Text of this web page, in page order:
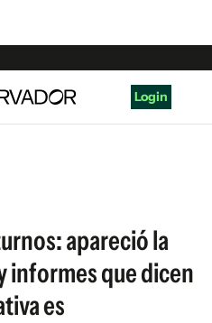
Login
apareció la
informes que dicen
es